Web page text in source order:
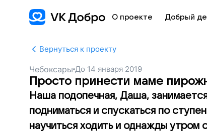
О проекте Добрый
Вернуться к проекту
Чебоксары До 14 января 2019
Просто принести маме
Наша подопечная, Даша,
подниматься и спускаться по
научиться ходить и однажды утром